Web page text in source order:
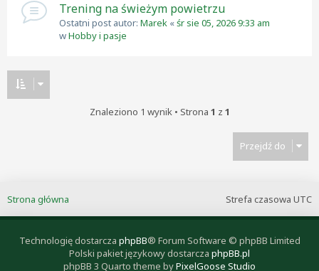
Trening na świeżym powietrzu
Ostatni post autor: Marek «śr sie 05, 2026 9:33 am
wHobby i pasje
Znaleziono 1 wynik • Strona 1 z 1
Przejdź do
Strefa czasowa UTC
Strona główna
Technologię dostarcza phpBB® Forum Software © phpBB Limited
Polski pakiet językowy dostarcza phpBB.pl
phpBB 3 Quarto theme byPixelGoose Studio